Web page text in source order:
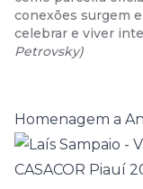
conexões surgem
celebrar e viver
Petrovsky)
Homenagem a